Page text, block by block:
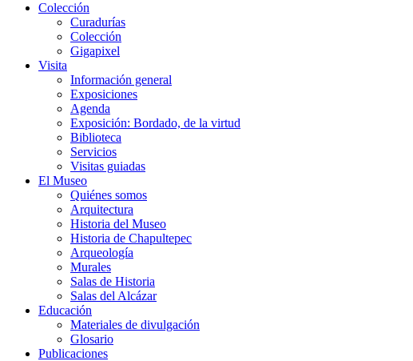
Colección
Curadurías
Colección
Gigapixel
Visita
Información general
Exposiciones
Agenda
Exposición: Bordado, de la virtud
Biblioteca
Servicios
Visitas guiadas
El Museo
Quiénes somos
Arquitectura
Historia del Museo
Historia de Chapultepec
Arqueología
Murales
Salas de Historia
Salas del Alcázar
Educación
Materiales de divulgación
Glosario
Publicaciones